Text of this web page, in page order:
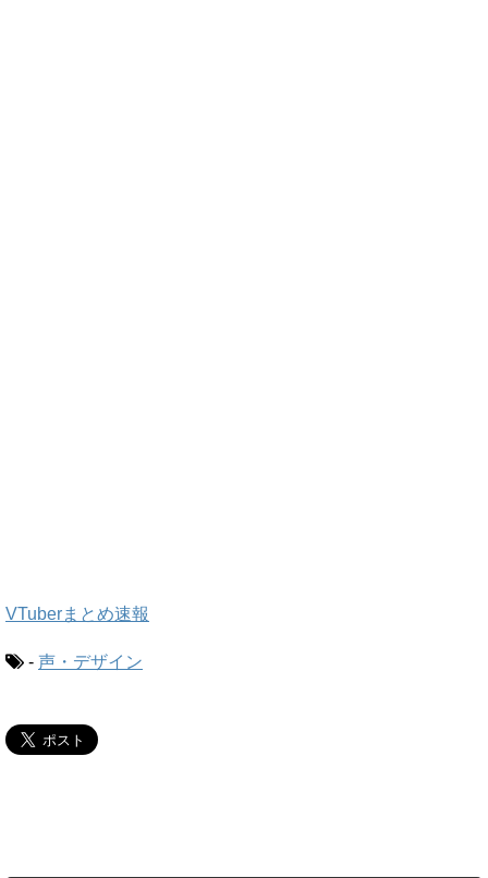
VTuberまとめ速報
- 声・デザイン